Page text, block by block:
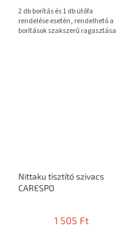
csillag.
2 db borítás és 1 db ütőfa
rendelése esetén, rendelhető a
borítások szakszerű ragasztása
Nittaku tisztító szivacs
CARESPO
1 505 Ft